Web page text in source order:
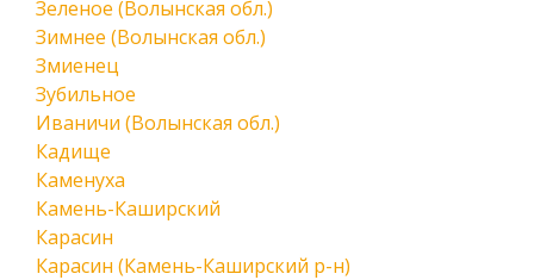
Зеленое (Волынская обл.)
Зимнее (Волынская обл.)
Змиенец
Зубильное
Иваничи (Волынская обл.)
Кадище
Каменуха
Камень-Каширский
Карасин
Карасин (Камень-Каширский р-н)